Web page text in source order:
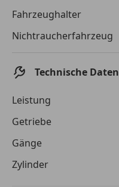
Fahrzeughalter
Nichtraucherfahrzeug
Technische Daten
Leistung
Getriebe
Gänge
Zylinder